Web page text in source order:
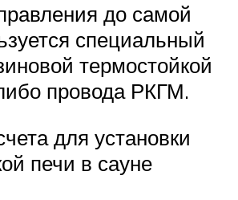
до самой
специальный
термостойкой
провода РКГМ.
для установки
печи в сауне